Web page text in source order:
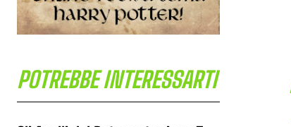
POTREBBE INTERESSARTI